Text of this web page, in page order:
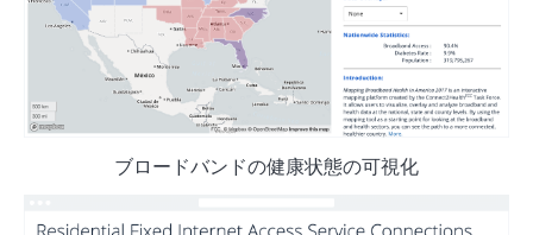
ブロードバンドの健康状態の可視化